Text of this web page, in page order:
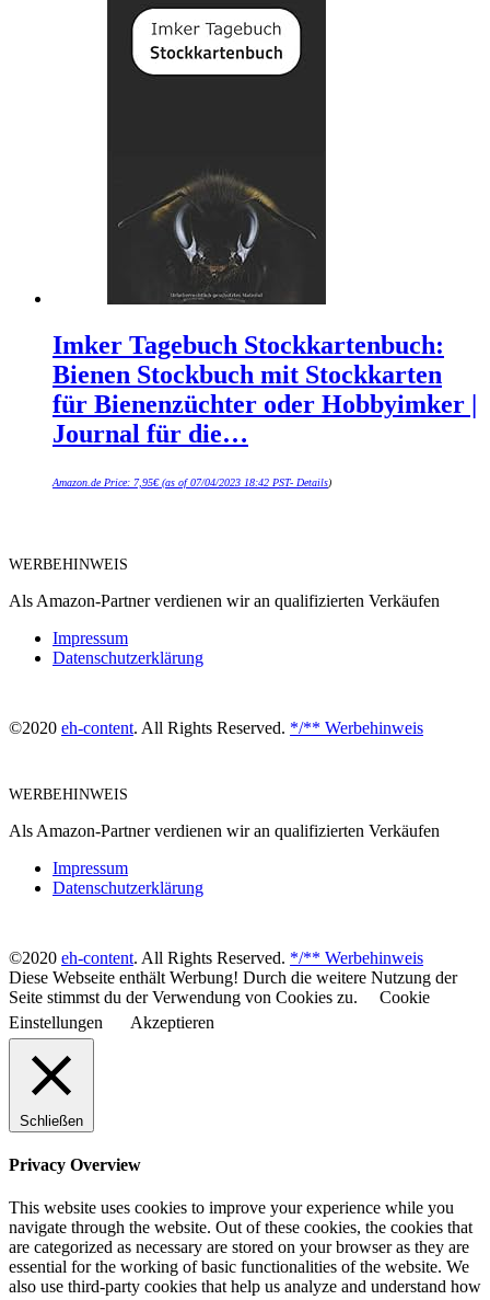
Imker Tagebuch Stockkartenbuch:
Bienen Stockbuch mit Stockkarten
für Bienenzüchter oder Hobbyimker |
Journal für die…
Amazon.de Price: 7,95€(as of 07/04/2023 18:42 PST- Details)
WERBEHINWEIS
Als Amazon-Partner verdienen wir an qualifizierten Verkäufen
Impressum
Datenschutzerklärung
©2020 eh-content. All Rights Reserved. */** Werbehinweis
WERBEHINWEIS
Als Amazon-Partner verdienen wir an qualifizierten Verkäufen
Impressum
Datenschutzerklärung
©2020 eh-content. All Rights Reserved. */** Werbehinweis
Diese Webseite enthält Werbung! Durch die weitere Nutzung der
Seite stimmst du der Verwendung von Cookies zu.
Cookie
Einstellungen
Akzeptieren
Schließen
Privacy Overview
This website uses cookies to improve your experience while you
navigate through the website. Out of these cookies, the cookies that
are categorized as necessary are stored on your browser as they are
essential for the working of basic functionalities of the website. We
also use third-party cookies that help us analyze and understand how